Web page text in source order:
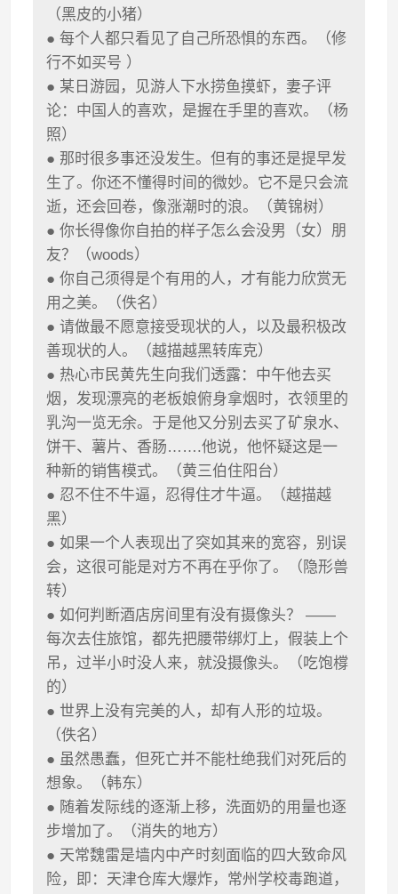
（黑皮的小猪）
● 每个人都只看见了自己所恐惧的东西。（修
行不如买号 ）
● 某日游园，见游人下水捞鱼摸虾，妻子评
论：中国人的喜欢，是握在手里的喜欢。（杨
照）
● 那时很多事还没发生。但有的事还是提早发
生了。你还不懂得时间的微妙。它不是只会流
逝，还会回卷，像涨潮时的浪。（黄锦树）
● 你长得像你自拍的样子怎么会没男（女）朋
友？（woods）
● 你自己须得是个有用的人，才有能力欣赏无
用之美。（佚名）
● 请做最不愿意接受现状的人，以及最积极改
善现状的人。（越描越黑转库克）
● 热心市民黄先生向我们透露：中午他去买
烟，发现漂亮的老板娘俯身拿烟时，衣领里的
乳沟一览无余。于是他又分别去买了矿泉水、
饼干、薯片、香肠…….他说，他怀疑这是一
种新的销售模式。（黄三伯住阳台）
● 忍不住不牛逼，忍得住才牛逼。（越描越
黑）
● 如果一个人表现出了突如其来的宽容，别误
会，这很可能是对方不再在乎你了。（隐形兽
转）
● 如何判断酒店房间里有没有摄像头？ ——
每次去住旅馆，都先把腰带绑灯上，假装上个
吊，过半小时没人来，就没摄像头。（吃饱橕
的）
● 世界上没有完美的人，却有人形的垃圾。
（佚名）
● 虽然愚蠢，但死亡并不能杜绝我们对死后的
想象。（韩东）
● 随着发际线的逐渐上移，洗面奶的用量也逐
步增加了。（消失的地方）
● 天常魏雷是墙内中产时刻面临的四大致命风
险，即：天津仓库大爆炸，常州学校毒跑道，